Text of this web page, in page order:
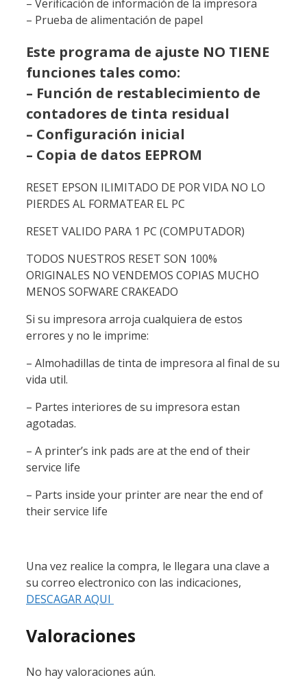
– Verificación de información de la impresora
– Prueba de alimentación de papel
Este programa de ajuste NO TIENE
funciones tales como:
– Función de restablecimiento de
contadores de tinta residual
– Configuración inicial
– Copia de datos EEPROM
RESET EPSON ILIMITADO DE POR VIDA NO LO
PIERDES AL FORMATEAR EL PC
RESET VALIDO PARA 1 PC (COMPUTADOR)
TODOS NUESTROS RESET SON 100%
ORIGINALES NO VENDEMOS COPIAS MUCHO
MENOS SOFWARE CRAKEADO
Si su impresora arroja cualquiera de estos
errores y no le imprime:
– Almohadillas de tinta de impresora al final de su
vida util.
– Partes interiores de su impresora estan
agotadas.
– A printer’s ink pads are at the end of their
service life
– Parts inside your printer are near the end of
their service life
Una vez realice la compra, le llegara una clave a
su correo electronico con las indicaciones,
DESCAGAR AQUI
Valoraciones
No hay valoraciones aún.